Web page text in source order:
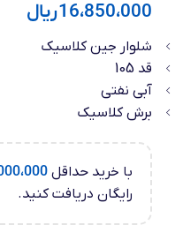
16،850،000ریال
شلوار جین کلاسیک
قد 105
آبی نفتی
برش کلاسیک
با خرید حداقل
رایگان دریافت کنید.